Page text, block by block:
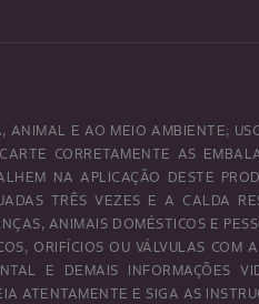
E AO MEIO AMBIENTE;
CORRETAMENTE AS
NA APLICAÇÃO DESTE
TRÊS VEZES E A CALDA
ANIMAIS DOMÉSTICOS E
ORIFÍCIOS OU VÁLVULAS COM
E DEMAIS INFORMAÇÕES
ATENTAMENTE E SIGA AS